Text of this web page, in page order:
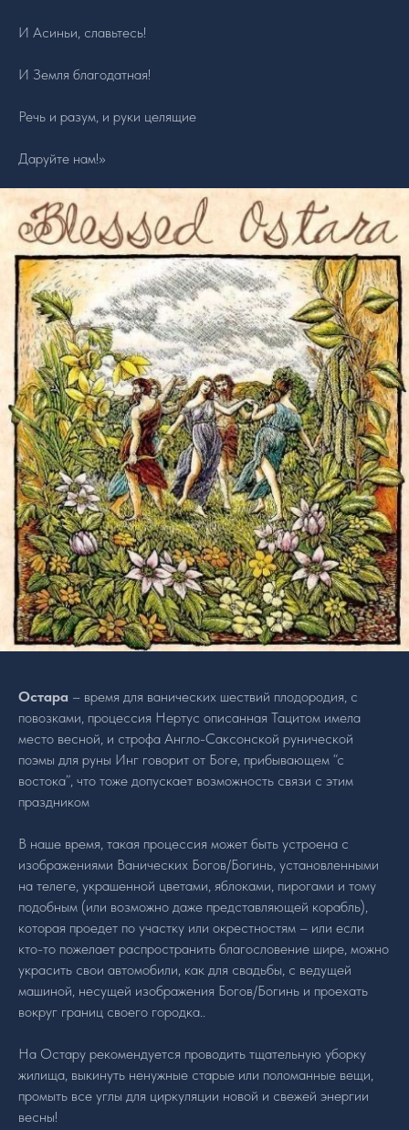
И Асиньи, славьтесь!
И Земля благодатная!
Речь и разум, и руки целящие
Даруйте нам!»
Остара – время для ванических шествий плодородия, с
повозками, процессия Нертус описанная Тацитом имела
место весной, и строфа Англо-Саксонской рунической
поэмы для руны Инг говорит от Боге, прибывающем “с
востока”, что тоже допускает возможность связи с этим
праздником
В наше время, такая процессия может быть устроена с
изображениями Ванических Богов/Богинь, установленными
на телеге, украшенной цветами, яблоками, пирогами и тому
подобным (или возможно даже представляющей корабль),
которая проедет по участку или окрестностям – или если
кто-то пожелает распространить благословение шире, можно
украсить свои автомобили, как для свадьбы, с ведущей
машиной, несущей изображения Богов/Богинь и проехать
вокруг границ своего городка..
На Остару рекомендуется проводить тщательную уборку
жилища, выкинуть ненужные старые или поломанные вещи,
промыть все углы для циркуляции новой и свежей энергии
весны!